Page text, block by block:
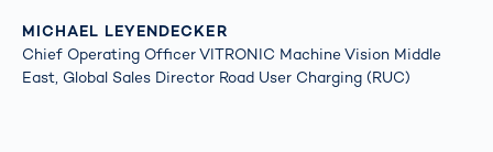
MICHAEL LEYENDECKER
Chief Operating Officer VITRONIC Machine Vision Middle
East, Global Sales Director Road User Charging (RUC)